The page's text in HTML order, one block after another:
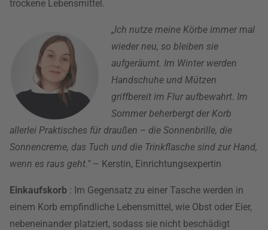
trockene Lebensmittel.
„Ich nutze meine Körbe immer mal
wieder neu, so bleiben sie
aufgeräumt. Im Winter werden
Handschuhe und Mützen
griffbereit im Flur aufbewahrt. Im
Sommer beherbergt der Korb
allerlei Praktisches für draußen – die Sonnenbrille, die
Sonnencreme, das Tuch und die Trinkflasche sind zur Hand,
wenn es raus geht." – Kerstin, Einrichtungsexpertin
Einkaufskorb : Im Gegensatz zu einer Tasche werden in
einem Korb empfindliche Lebensmittel, wie Obst oder Eier,
nebeneinander platziert, sodass sie nicht beschädigt